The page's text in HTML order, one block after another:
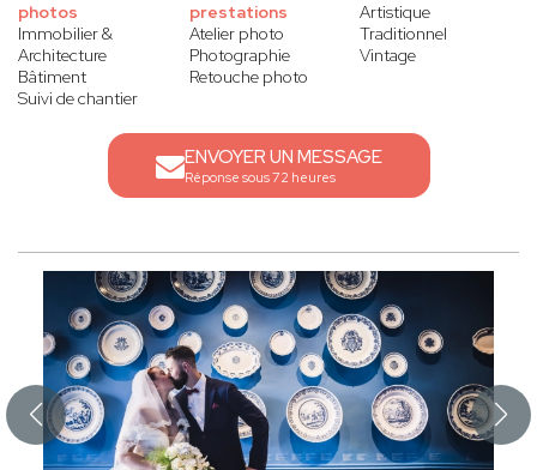
photos
Immobilier &
Architecture
Bâtiment
Suivi de chantier
prestations
Atelier photo
Photographie
Retouche photo
Artistique
Traditionnel
Vintage
ENVOYER UN MESSAGE
Réponse sous 72 heures